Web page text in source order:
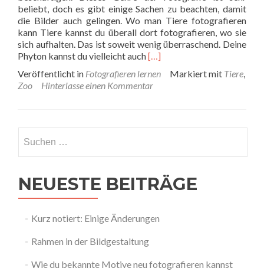
beliebt, doch es gibt einige Sachen zu beachten, damit
die Bilder auch gelingen. Wo man Tiere fotografieren
kann Tiere kannst du überall dort fotografieren, wo sie
sich aufhalten. Das ist soweit wenig überraschend. Deine
Phyton kannst du vielleicht auchRead
about
Wie
fotografieren
[…]
Veröffentlicht in Fotografieren lernen Markiert mit Tiere,
Zoo
Hinterlasse einen Kommentar
nach:
NEUESTE BEITRÄGE
Kurz notiert: Einige Änderungen
Rahmen in der Bildgestaltung
Wie du bekannte Motive neu fotografieren kannst